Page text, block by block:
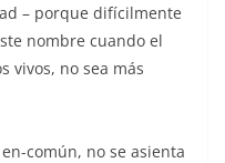
– porque difícilmente
nombre cuando el
vivos, no sea más
común, no se asienta